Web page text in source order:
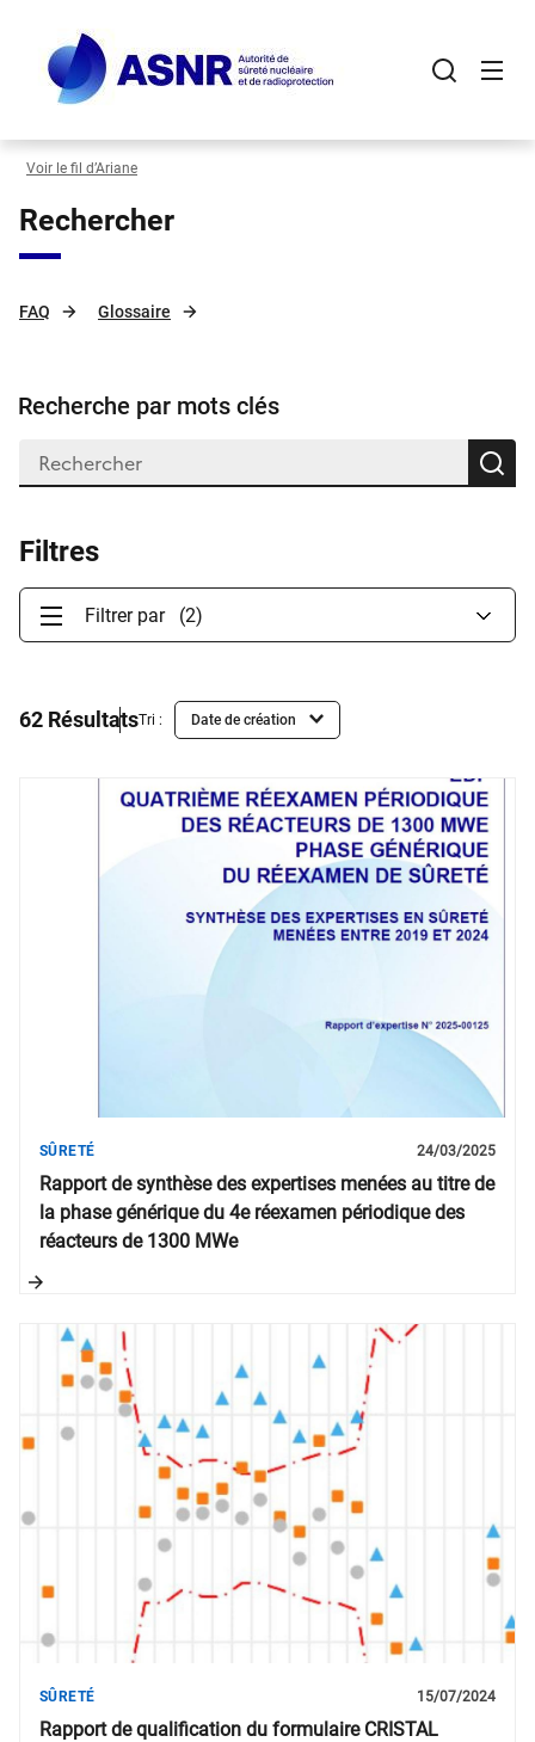
contenu
principal
Voir le fil d’Ariane
Rechercher
FAQ Glossaire
Recherche par mots clés
Filtres
Filtrer par (2)
62 RésultatsTri :
Résultats
Rapport de synthèse des expertises menées au titre de
la phase générique du 4e réexamen périodique des
réacteurs de 1300 MWe
SÛRETÉ 24/03/2025
Rapport de qualification du formulaire CRISTAL
SÛRETÉ 15/07/2024